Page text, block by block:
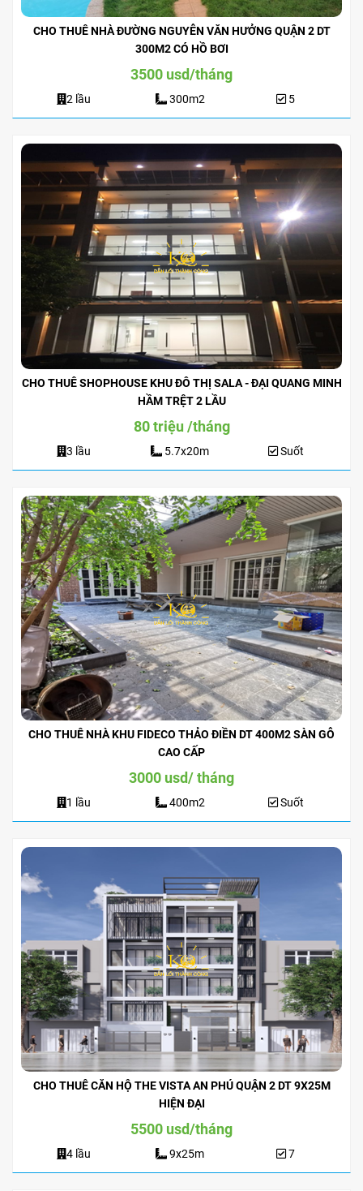
CHO THUÊ NHÀ ĐƯỜNG NGUYỄN VĂN HƯỞNG QUẬN 2 DT
300M2 CÓ HỒ BƠI
3500 usd/tháng
2 lầu 300m2 5
CHO THUÊ SHOPHOUSE KHU ĐÔ THỊ SALA - ĐẠI QUANG MINH
HẦM TRỆT 2 LẦU
80 triệu /tháng
3 lầu 5.7x20m Suốt
CHO THUÊ NHÀ KHU FIDECO THẢO ĐIỀN DT 400M2 SÀN GỖ
CAO CẤP
3000 usd/ tháng
1 lầu 400m2 Suốt
CHO THUÊ CĂN HỘ THE VISTA AN PHÚ QUẬN 2 DT 9X25M
HIỆN ĐẠI
5500 usd/tháng
4 lầu 9x25m 7